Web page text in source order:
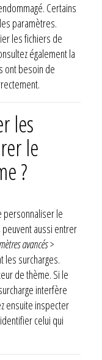
Certains
paramètres.
les fichiers de
également la
ont besoin de
les
le
?
personnaliser le
aussi entrer
avancés >
surcharges.
de thème. Si le
interfère
ensuite inspecter
celui qui